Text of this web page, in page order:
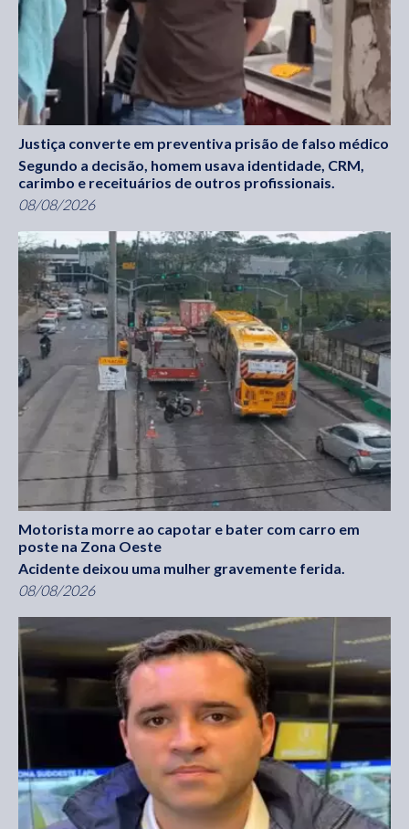
Justiça converte em preventiva prisão de falso médico
Segundo a decisão, homem usava identidade, CRM,
carimbo e receituários de outros profissionais.
08/08/2026
Motorista morre ao capotar e bater com carro em
poste na Zona Oeste
Acidente deixou uma mulher gravemente ferida.
08/08/2026